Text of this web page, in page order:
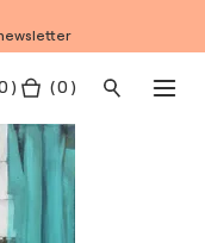
) ( 0 )